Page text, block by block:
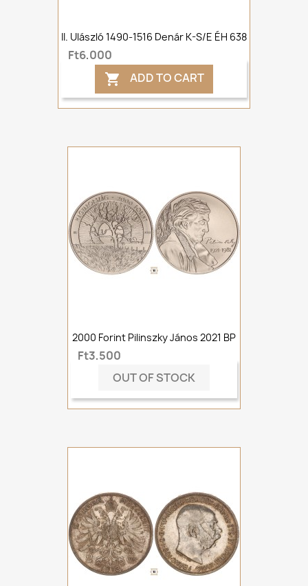
II. Ulászló 1490-1516 Denár K-S/E ÉH 638
Ft6,000
 ADD TO CART
2000 Forint Pilinszky János 2021 BP
Ft3,500
OUT OF STOCK